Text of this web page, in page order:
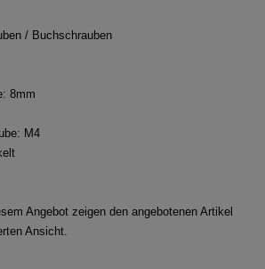
/ Buchschrauben
8mm
M4
Angebot zeigen den angebotenen Artikel
Ansicht.